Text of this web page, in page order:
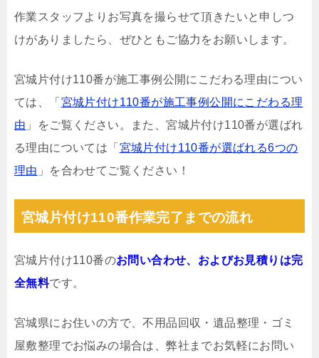
作業スタッフよりお写真を撮らせて頂きたいと申しつ
けがありましたら、ぜひともご協力をお願いします。
宮城片付け110番が施工事例公開にこだわる理由につい
ては、「 宮城片付け110番が施工事例公開にこだわる理
由 」をご覧ください。また、宮城片付け110番が選ばれ
る理由については「 宮城片付け110番が選ばれる6つの
理由 」を合わせてご覧ください！
宮城片付け110番作業完了までの流れ
宮城片付け110番のお問い合わせ、およびお見積りは完
全無料です。
宮城県にお住いの方で、不用品回収・遺品整理・ゴミ
屋敷整理でお悩みの場合は、弊社までお気軽にお問い